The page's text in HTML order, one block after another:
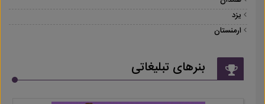
یزد
ارمنستان
بنرهای تبلیغاتی